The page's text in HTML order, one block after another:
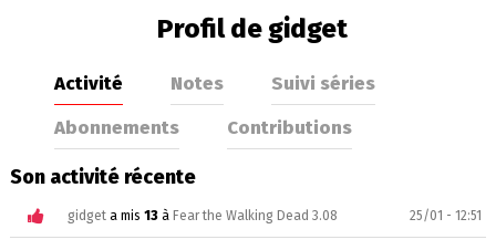
Profil de gidget
Activité Notes
Suivi séries
Abonnements
Contributions
Son activité récente
gidgeta mis 13à Fear the Walking Dead 3.08 25/01 - 12:51